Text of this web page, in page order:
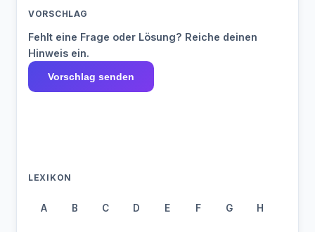
VORSCHLAG
Fehlt eine Frage oder Lösung? Reiche deinen
Hinweis ein.
Vorschlag senden
LEXIKON
A B C D E F G H